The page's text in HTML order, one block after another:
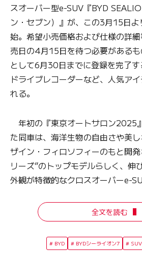
スオーバー型e-SUV『BYD
ン・セブン）』が、この3月15日
始。希望小売価格および仕様の詳
売日の4月15日を待つ必要がある
として6月30日までに登録を完了
ドライブレコーダーなど、人気ア
れる。
年初の『東京オートサロン2025
た同車は、海洋生物の自由さや美
ザイン・フィロソフィーのもと開
リーズ”のトップモデルらしく、伸
外観が特徴的なクロスオーバーe-
全文を読む
BYD BYDシーライオン7 SUV